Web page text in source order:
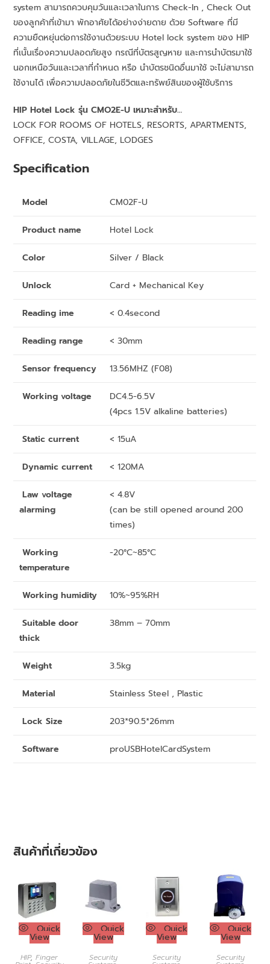
system สามารถควบคุมวันและเวลาในการ Check-In , Check Out
ของลูกค้าที่เข้ามา พักอาศัยได้อย่างง่ายดาย ด้วย Software ที่มี
ความยืดหยุ่นต่อการใช้งานด้วยระบบ Hotel lock system ของ HIP
ที่เนั้นเรื่องความปลอดภัยสูง กรณีที่บัตรสูญหาย และการนำบัตรมาใช้
นอกเหนือวันและเวลาที่กำหนด หรือ นำบัตรชนิดอื่นมาใช้ จะไม่สามารถ
ใช้งานได้ เพื่อความปลอดภัยในชีวิตและทรัพย์สินของผู้ใช้บริการ
HIP Hotel Lock รุ่น CMO2E-U เหมาะสำหรับ…
LOCK FOR ROOMS OF HOTELS, RESORTS, APARTMENTS,
OFFICE, COSTA, VILLAGE, LODGES
Specification
Model CM02F-U
Product name Hotel Lock
Color Silver / Black
Unlock Card + Mechanical Key
Reading ime < 0.4second
Reading range < 30mm
Sensor frequency 13.56MHZ (F08)
Working voltage
DC4.5-6.5V
(4pcs 1.5V alkaline batteries)
Static current < 15uA
Dynamic current < 120MA
Law voltage
alarming
< 4.8V
(can be still opened around 200
times)
Working
temperature
-20°C~85°C
Working humidity 10%~95%RH
Suitable door
thick
38mm – 70mm
Weight 3.5kg
Material Stainless Steel , Plastic
Lock Size 203*90.5*26mm
Software proUSBHotelCardSystem
สินค้าที่เกี่ยวข้อง
Quick
View
HIP,Finger
Quick
View
Security
Quick
View
Security
Quick
View
Security